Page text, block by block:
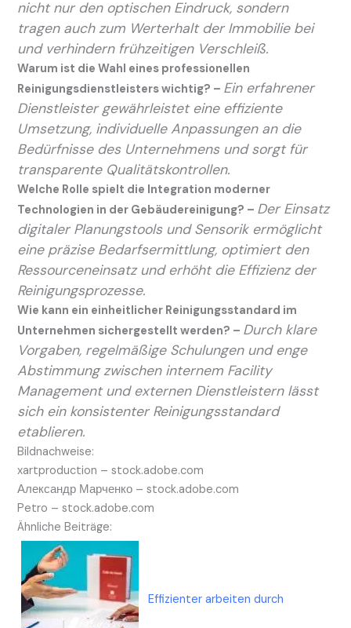
nicht nur den optischen Eindruck, sondern
tragen auch zum Werterhalt der Immobilie bei
und verhindern frühzeitigen Verschleiß.
Warum ist die Wahl eines professionellen
Reinigungsdienstleisters wichtig? – Ein erfahrener
Dienstleister gewährleistet eine effiziente
Umsetzung, individuelle Anpassungen an die
Bedürfnisse des Unternehmens und sorgt für
transparente Qualitätskontrollen.
Welche Rolle spielt die Integration moderner
Technologien in der Gebäudereinigung? – Der Einsatz
digitaler Planungstools und Sensorik ermöglicht
eine präzise Bedarfsermittlung, optimiert den
Ressourceneinsatz und erhöht die Effizienz der
Reinigungsprozesse.
Wie kann ein einheitlicher Reinigungsstandard im
Unternehmen sichergestellt werden? – Durch klare
Vorgaben, regelmäßige Schulungen und enge
Abstimmung zwischen internem Facility
Management und externen Dienstleistern lässt
sich ein konsistenter Reinigungsstandard
etablieren.
Bildnachweise:
xartproduction – stock.adobe.com
Александр Марченко – stock.adobe.com
Petro – stock.adobe.com
Ähnliche Beiträge:
Effizienter arbeiten durch